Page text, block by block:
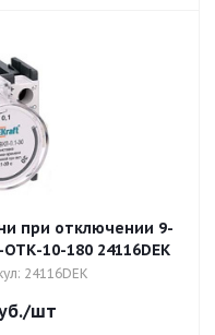
при отключении 9-
10-180 24116DEK
24116DEK
/шт